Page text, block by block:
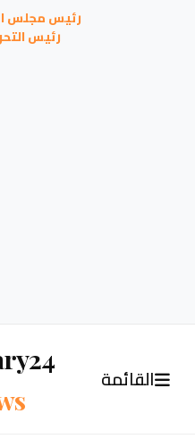
رئيس مجلس
رئيس
القائمة